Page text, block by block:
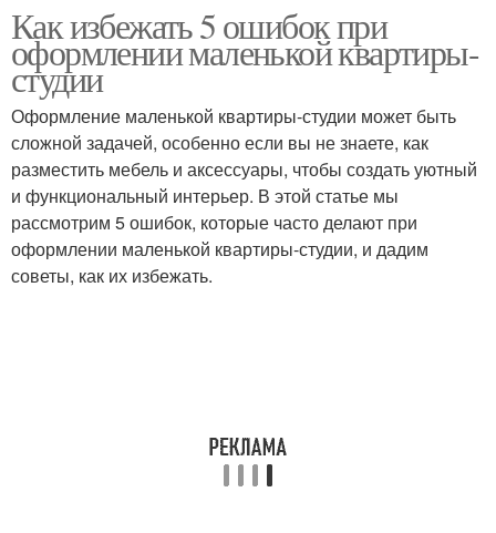
Как избежать 5 ошибок при
оформлении маленькой квартиры-
студии
Оформление маленькой квартиры-студии может быть
сложной задачей, особенно если вы не знаете, как
разместить мебель и аксессуары, чтобы создать уютный
и функциональный интерьер. В этой статье мы
рассмотрим 5 ошибок, которые часто делают при
оформлении маленькой квартиры-студии, и дадим
советы, как их избежать.